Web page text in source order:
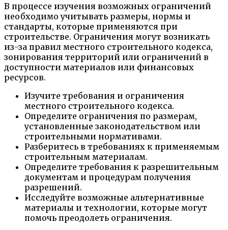
В процессе изучения возможных ограничений
необходимо учитывать размеры, нормы и
стандарты, которые применяются при
строительстве. Ограничения могут возникать
из-за правил местного строительного кодекса,
зонирования территорий или ограничений в
доступности материалов или финансовых
ресурсов.
Изучите требования и ограничения
местного строительного кодекса.
Определите ограничения по размерам,
установленные законодательством или
строительными нормативами.
Разберитесь в требованиях к применяемым
строительным материалам.
Определите требования к разрешительным
документам и процедурам получения
разрешений.
Исследуйте возможные альтернативные
материалы и технологии, которые могут
помочь преодолеть ограничения.